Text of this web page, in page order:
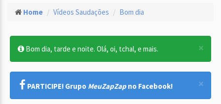
Home Vídeos Saudações Bom dia
×
Bom dia, tarde e noite. Olá, oi, tchal, e mais.
×
PARTICIPE! Grupo MeuZapZap no Facebook!